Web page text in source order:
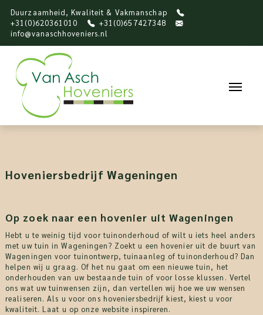
Duurzaamheid, Kwaliteit & Vakmanschap
+31(0)620361010
+31(0)657427348
info@vanaschhoveniers.nl
Hoveniersbedrijf Wageningen
Op zoek naar een hovenier uit Wageningen
Hebt u te weinig tijd voor tuinonderhoud of wilt u iets heel anders
met uw tuin in Wageningen? Zoekt u een hovenier uit de buurt van
Wageningen voor tuinontwerp, tuinaanleg of tuinonderhoud? Dan
helpen wij u graag. Of het nu gaat om een nieuwe tuin, het
onderhouden van uw bestaande tuin of voor losse klussen. Vertel
ons wat uw tuinwensen zijn, dan vertellen wij hoe we uw wensen
realiseren. Als u voor ons hoveniersbedrijf kiest, kiest u voor
kwaliteit. Laat u op onze website inspireren.